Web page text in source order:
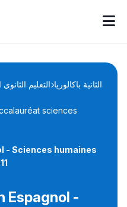
Annonces bourses
التعليم الثانوي الثانية باكالوريا
sciences
- Sciences humaines
Espagnol -